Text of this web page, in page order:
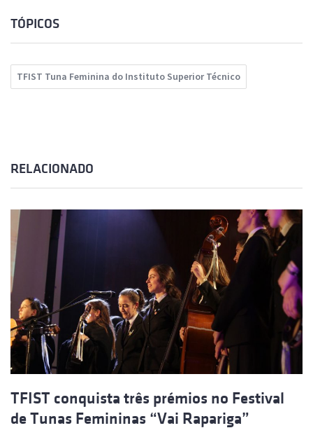
TÓPICOS
TFIST Tuna Feminina do Instituto Superior Técnico
RELACIONADO
TFIST conquista três prémios no Festival
de Tunas Femininas “Vai Rapariga”